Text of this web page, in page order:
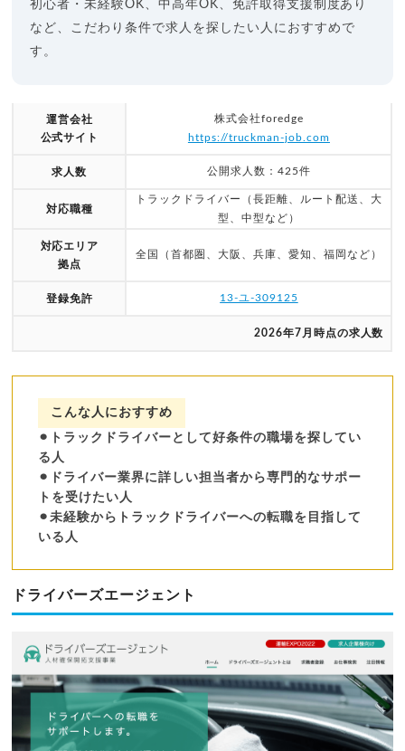
初心者・未経験OK、中高年OK、免許取得支援制度あり
など、こだわり条件で求人を探したい人におすすめで
す。
運営会社
公式サイト
株式会社foredge
https://truckman-job.com
求人数 公開求人数：425件
対応職種
トラックドライバー（長距離、ルート配送、大
型、中型など）
対応エリア
拠点
全国（首都圏、大阪、兵庫、愛知、福岡など）
登録免許 13-ユ-309125
2026年7月時点の求人数
こんな人におすすめ
⚫︎トラックドライバーとして好条件の職場を探してい
る人
⚫︎ドライバー業界に詳しい担当者から専門的なサポー
トを受けたい人
⚫︎未経験からトラックドライバーへの転職を目指して
いる人
ドライバーズエージェント